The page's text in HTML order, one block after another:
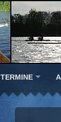
TERMINE